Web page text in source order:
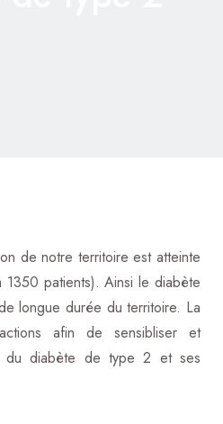
de notre territoire est atteinte
patients). Ainsi le diabète
longue durée du territoire. La
afin de sensibliser et
du diabète de type 2 et ses